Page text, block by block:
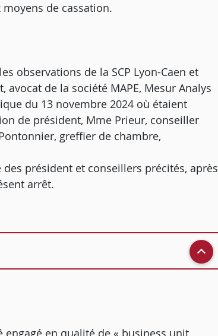
de cassation.
observations de la SCP Lyon-Caen et
avocat de la société MAPE, Mesur Analys
du 13 novembre 2024 où étaient
de président, Mme Prieur, conseiller
greffier de chambre,
président et conseillers précités, après
arrêt.
engagé en qualité de « business unit